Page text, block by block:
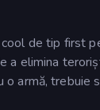
de tip first
a elimina
o armă,